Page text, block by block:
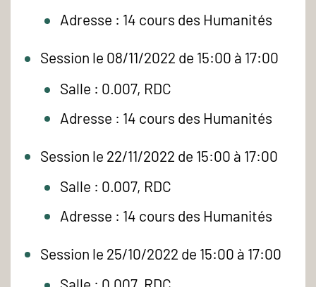
Adresse : 14 cours des Humanités
Session le 08/11/2022 de 15:00 à 17:00
Salle : 0.007, RDC
Adresse : 14 cours des Humanités
Session le 22/11/2022 de 15:00 à 17:00
Salle : 0.007, RDC
Adresse : 14 cours des Humanités
Session le 25/10/2022 de 15:00 à 17:00